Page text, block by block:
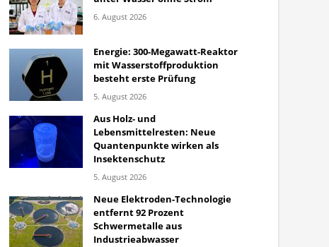
6. August 2026
Energie: 300-Megawatt-Reaktor
mit Wasserstoffproduktion
besteht erste Prüfung
5. August 2026
Aus Holz- und
Lebensmittelresten: Neue
Quantenpunkte wirken als
Insektenschutz
5. August 2026
Neue Elektroden-Technologie
entfernt 92 Prozent
Schwermetalle aus
Industrieabwasser